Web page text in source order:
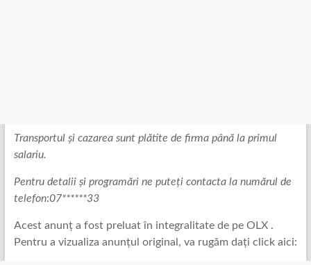
Transportul și cazarea sunt plătite de firma până la primul
salariu.
Pentru detalii și programări ne puteți contacta la numărul de
telefon:07******33
Acest anunț a fost preluat în integralitate de pe OLX .
Pentru a vizualiza anunțul original, va rugăm dați click aici: